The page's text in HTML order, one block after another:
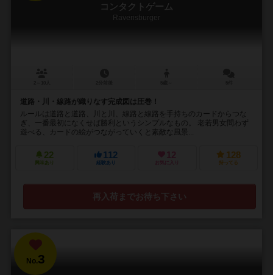
コンタクトゲーム
Ravensburger
道路・川・線路が織りなす完成図は圧巻！
ルールは道路と道路、川と川、線路と線路を手持ちのカードからつな
ぎ、一番最初になくせば勝利というシンプルなもの。 老若男女問わず
遊べる、カードの絵がつながっていくと素敵な風景...
22
興味あり
112
経験あり
12
お気に入り
128
持ってる
再入荷までお待ち下さい
No.3